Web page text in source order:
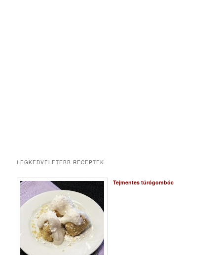
LEGKEDVELETEBB RECEPTEK
Tejmentes túrógombóc